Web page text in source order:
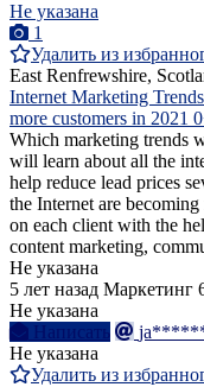
Не указана
1
Удалить из
East Renfrewshire,
Internet Marketing
more customers in 2021
Which marketing trends
will learn about all the
help reduce lead prices
the Internet are
on each client with the
content marketing,
Не указана
5 лет назад Маркетинг
Не указана
Написать
Не указана
Удалить из